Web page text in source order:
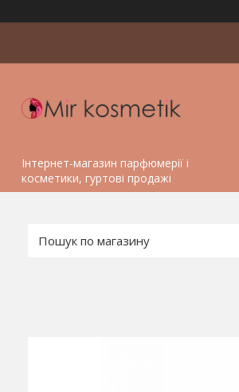
Інтернет-магазин парфюмерії і
косметики, гуртові продажі